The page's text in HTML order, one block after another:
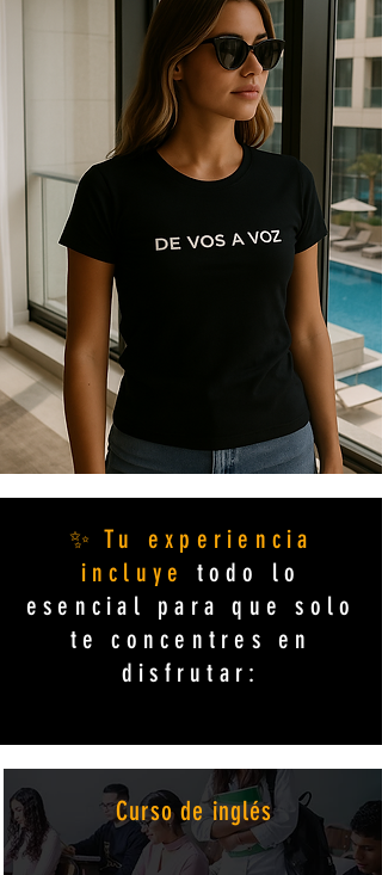
✨ Tu experiencia
incluye
todo lo
esencial para que solo
te concentres en
disfrutar:
Curso de inglés